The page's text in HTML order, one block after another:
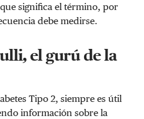
significa el término, por
debe medirse.
el gurú de la
Tipo 2, siempre es útil
información sobre la